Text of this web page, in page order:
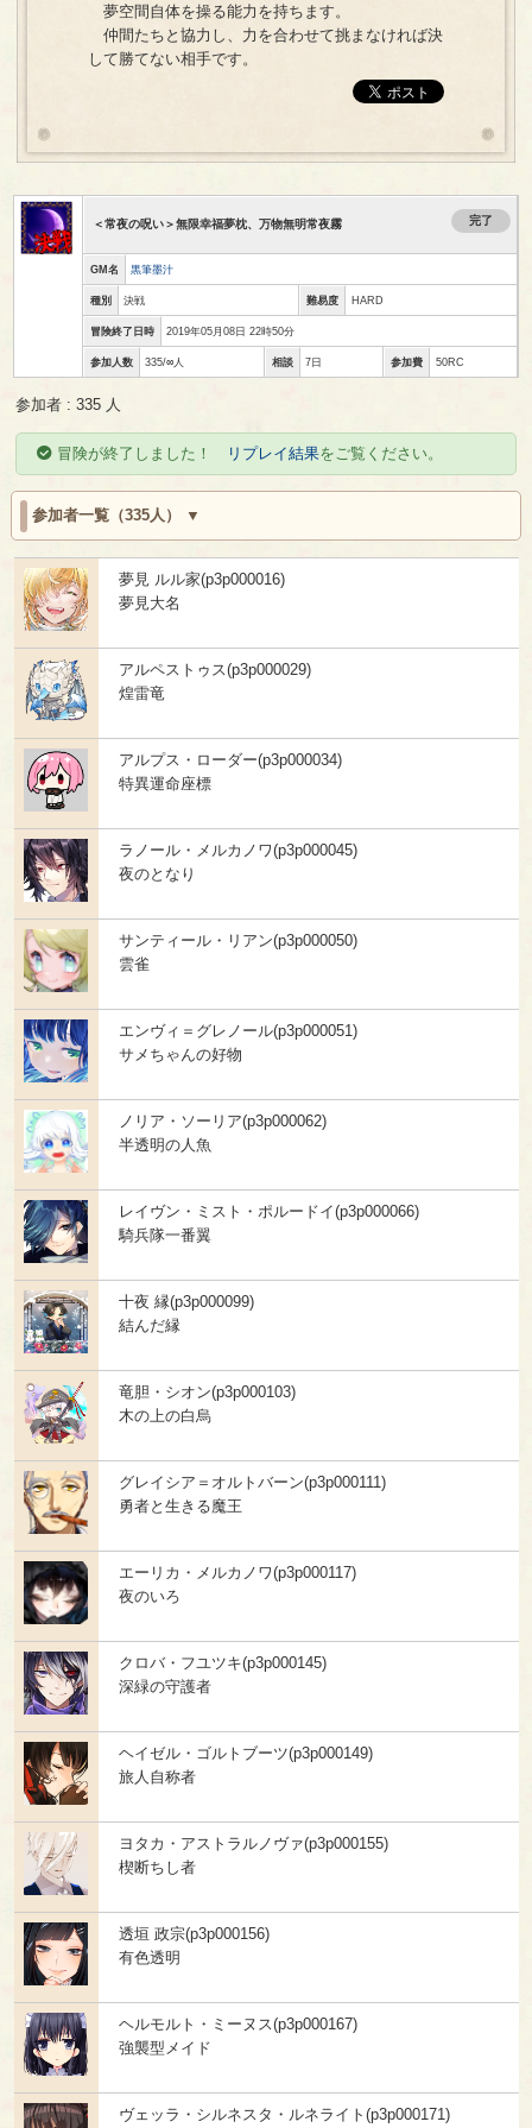
夢空間自体を操る能力を持ちます。
仲間たちと協力し、力を合わせて挑まなければ決
して勝てない相手です。
＜常夜の呪い＞無限幸福夢枕、万物無明常夜霧 完了
GM名 黒筆墨汁
種別 決戦 難易度 HARD
冒険終了日時 2019年05月08日 22時50分
参加人数 335/∞人 相談 7日 参加費 50RC
参加者 : 335 人
冒険が終了しました！ リプレイ結果をご覧ください。
参加者一覧（335人）
夢見 ルル家(p3p000016)
夢見大名
アルペストゥス(p3p000029)
煌雷竜
アルプス・ローダー(p3p000034)
特異運命座標
ラノール・メルカノワ(p3p000045)
夜のとなり
サンティール・リアン(p3p000050)
雲雀
エンヴィ＝グレノール(p3p000051)
サメちゃんの好物
ノリア・ソーリア(p3p000062)
半透明の人魚
レイヴン・ミスト・ポルードイ(p3p000066)
騎兵隊一番翼
十夜 縁(p3p000099)
結んだ縁
竜胆・シオン(p3p000103)
木の上の白烏
グレイシア＝オルトバーン(p3p000111)
勇者と生きる魔王
エーリカ・メルカノワ(p3p000117)
夜のいろ
クロバ・フユツキ(p3p000145)
深緑の守護者
ヘイゼル・ゴルトブーツ(p3p000149)
旅人自称者
ヨタカ・アストラルノヴァ(p3p000155)
楔断ちし者
透垣 政宗(p3p000156)
有色透明
ヘルモルト・ミーヌス(p3p000167)
強襲型メイド
ヴェッラ・シルネスタ・ルネライト(p3p000171)